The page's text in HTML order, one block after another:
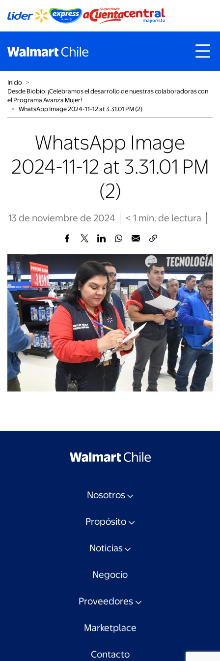
Inicio ˃
Desde Biobío: ¡Celebramos el desarrollo de nuestras colaboradoras con
el Programa Avanza Mujer!
˃ WhatsApp Image 2024-11-12 at 3.31.01 PM (2)
WhatsApp Image
2024-11-12 at 3.31.01 PM
(2)
13 de noviembre de 2024 < 1 min. de lectura
Nosotros
Propósito
Noticias
Negocio
Proveedores
Marketplace
Contacto